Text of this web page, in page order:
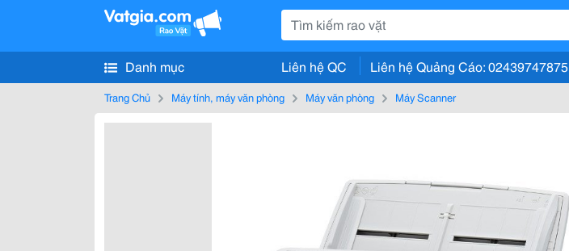
Danh mục Liên hệ QC Liên hệ Quảng Cáo: 02439747875
Trang Chủ Máy tính, máy văn phòng Máy văn phòng Máy Scanner